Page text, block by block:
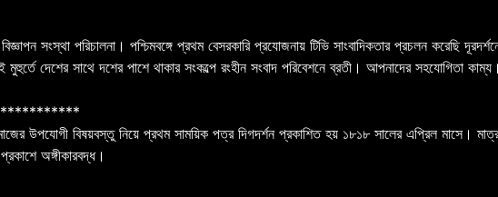
সংস্থা পরিচালনা। পশ্চিমবঙ্গে প্রথম বেসরকারি প্রযোজনায় টিভি সাংবাদিকতার প্রচলন করেছি
দেশের সাথে দশের পাশে থাকার সংকল্পে রংহীন সংবাদ পরিবেশনে ব্রতী। আপনাদের সহযোগিতা
উপযোগী বিষয়বস্তু নিয়ে প্রথম সাময়িক পত্র দিগদর্শন প্রকাশিত হয় ১৮১৮ সালের এপ্রিল মাসে।
অঙ্গীকারবদ্ধ।